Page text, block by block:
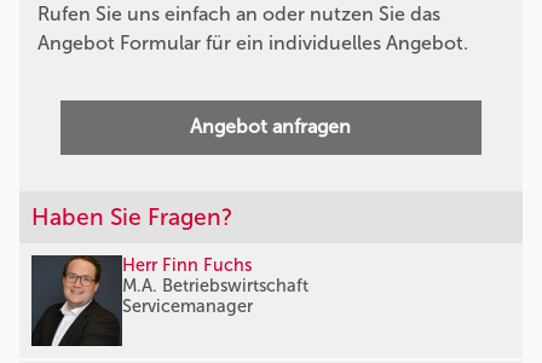
Rufen Sie uns einfach an oder nutzen Sie das
Angebot Formular für ein individuelles Angebot.
Angebot anfragen
Haben Sie Fragen?
Herr Finn Fuchs
M.A. Betriebswirtschaft
Servicemanager